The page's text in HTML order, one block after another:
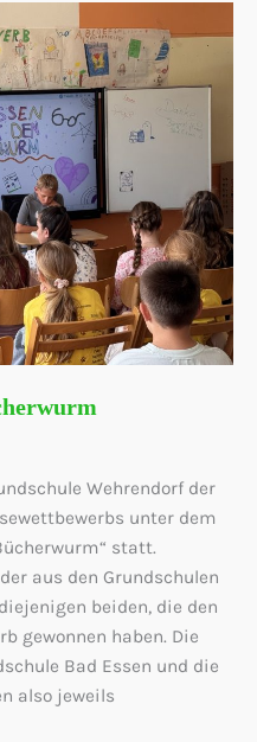
Wehrendorf der
unter dem
statt.
aus den Grundschulen
beiden, die den
gewonnen haben. Die
Bad Essen und die
also jeweils